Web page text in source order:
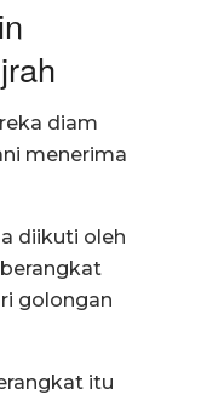
diam
menerima
diikuti oleh
golongan
itu